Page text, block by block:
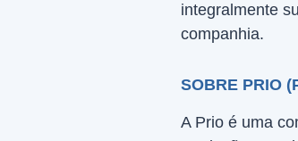
integralmente
companhia.
SOBRE PRIO
A Prio é uma